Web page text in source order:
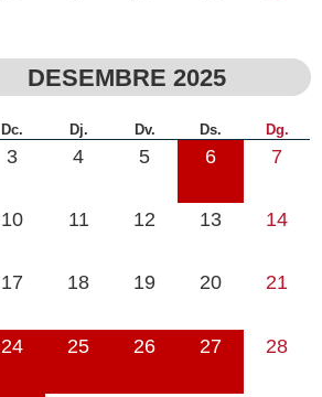
DESEMBRE 2025
Dc. Dj. Dv. Ds. Dg.
3 4 5 6 7
10 11 12 13 14
17 18 19 20 21
24 25 26 27 28